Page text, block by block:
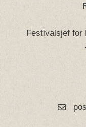
Festivalsjef for